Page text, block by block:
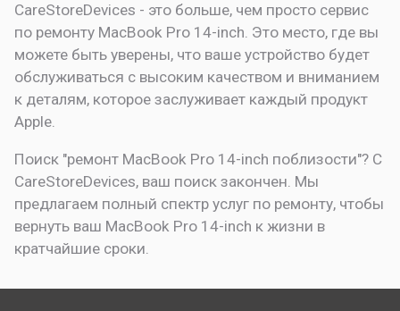
CareStoreDevices - это больше, чем просто сервис
по ремонту MacBook Pro 14-inch. Это место, где вы
можете быть уверены, что ваше устройство будет
обслуживаться с высоким качеством и вниманием
к деталям, которое заслуживает каждый продукт
Apple.
Поиск "ремонт MacBook Pro 14-inch поблизости"? С
CareStoreDevices, ваш поиск закончен. Мы
предлагаем полный спектр услуг по ремонту, чтобы
вернуть ваш MacBook Pro 14-inch к жизни в
кратчайшие сроки.